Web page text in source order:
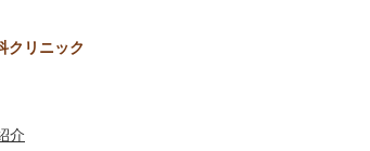
クリニック
介